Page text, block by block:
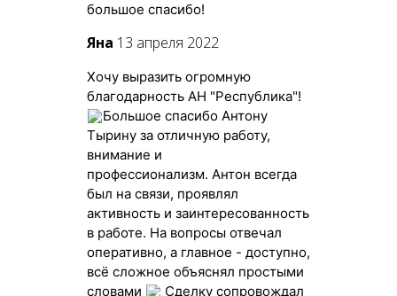
большое спасибо!
Яна 13 апреля 2022
Хочу выразить огромную
благодарность АН "Республика"!
Большое спасибо Антону
Тырину за отличную работу,
внимание и
профессионализм. Антон всегда
был на связи, проявлял
активность и заинтересованность
в работе. На вопросы отвечал
оперативно, а главное - доступно,
всё сложное объяснял простыми
словами
Сделку сопровождал